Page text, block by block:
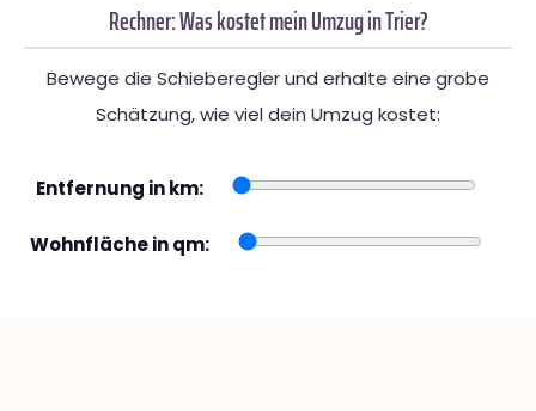
Rechner: Was kostet mein Umzug in Trier?
Bewege die Schieberegler und erhalte eine grobe
Schätzung, wie viel dein Umzug kostet:
Entfernung in km:
Wohnfläche in qm: